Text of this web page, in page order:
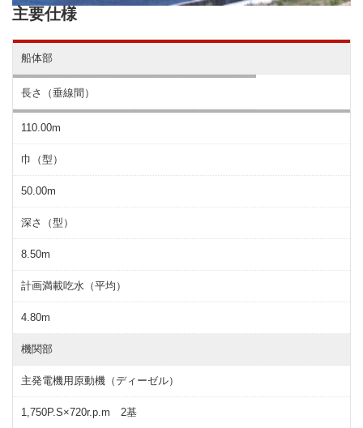
主要仕様
船体部
長さ（垂線間）
110.00m
巾（型）
50.00m
深さ（型）
8.50m
計画満載吃水（平均）
4.80m
機関部
主発電機用原動機（ディーゼル）
1,750P.S×720r.p.m 2基